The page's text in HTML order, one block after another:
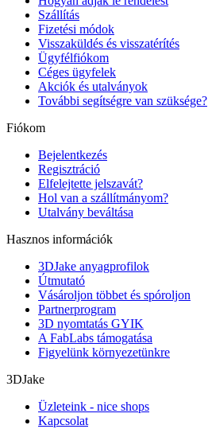
Szállítás
Fizetési módok
Visszaküldés és visszatérítés
Ügyfélfiókom
Céges ügyfelek
Akciók és utalványok
További segítségre van szüksége?
Fiókom
Bejelentkezés
Regisztráció
Elfelejtette jelszavát?
Hol van a szállítmányom?
Utalvány beváltása
Hasznos információk
3DJake anyagprofilok
Útmutató
Vásároljon többet és spóroljon
Partnerprogram
3D nyomtatás GYIK
A FabLabs támogatása
Figyelünk környezetünkre
3DJake
Üzleteink - nice shops
Kapcsolat